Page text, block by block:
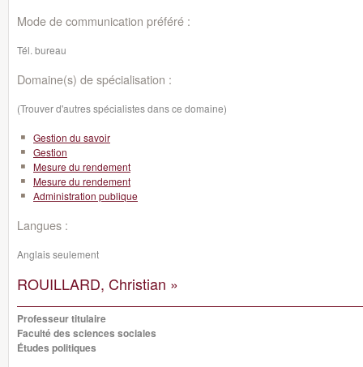
Mode de communication préféré :
Tél. bureau
Domaine(s) de spécialisation :
(Trouver d'autres spécialistes dans ce domaine)
Gestion du savoir
Gestion
Mesure du rendement
Mesure du rendement
Administration publique
Langues :
Anglais seulement
ROUILLARD, Christian »
Professeur titulaire
Faculté des sciences sociales
Études politiques